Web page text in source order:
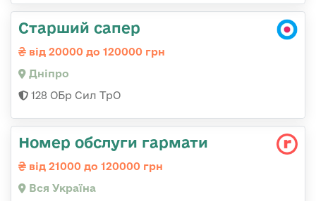
Старший сапер
від 20000 до 120000 грн
Дніпро
128 ОБр Сил ТрО
Номер обслуги гармати
від 21000 до 120000 грн
Вся Україна